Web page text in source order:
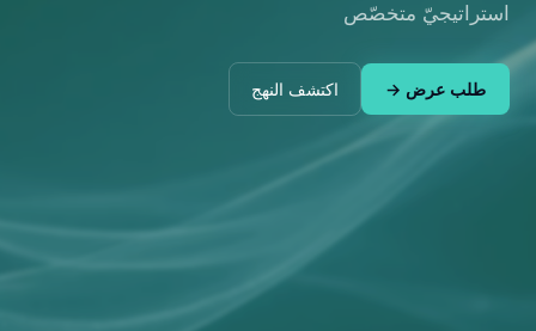
استراتيجيّ متخصّص
طلب عرض → اكتشف النهج